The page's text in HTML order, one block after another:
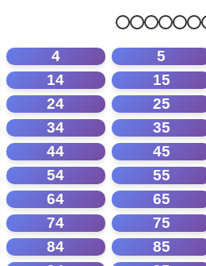
4 5
14 15
24 25
34 35
44 45
54 55
64 65
74 75
84 85